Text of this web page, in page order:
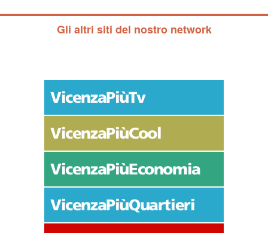
Gli altri siti del nostro network